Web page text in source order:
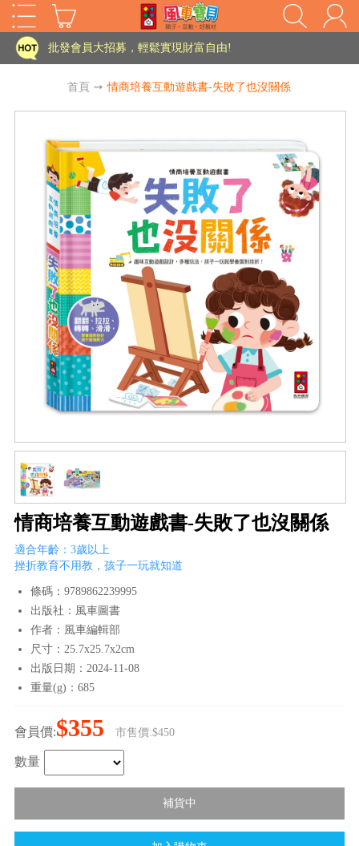
HOT
家長樂了!「風車書版集團暨FOOD超人企業總部」目前正興建中!
批發會員大招募，輕鬆實現財富自由!
老師您好!!幼教會員火熱招募中~
海外購物免煩惱！點我查看『海外購物流程說明』
家長樂了!「風車書版集團暨FOOD超人企業總部」目前正興建中!
批發會員大招募，輕鬆實現財富自由!
老師您好!!幼教會員火熱招募中~
海外購物免煩惱！點我查看『海外購物流程說明』
首頁 ➙ 情商培養互動遊戲書-失敗了也沒關係
情商培養互動遊戲書-失敗了也沒關係
適合年齡：3歲以上
挫折教育不用教，孩子一玩就知道
條碼：9789862239995
出版社：風車圖書
作者：風車編輯部
尺寸：25.7x25.7x2cm
出版日期：2024-11-08
重量(g)：685
會員價:$355 市售價:$450
數量